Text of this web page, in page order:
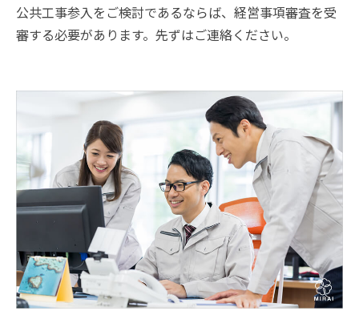
公共工事参入をご検討であるならば、経営事項審査を受
審する必要があります。先ずはご連絡ください。